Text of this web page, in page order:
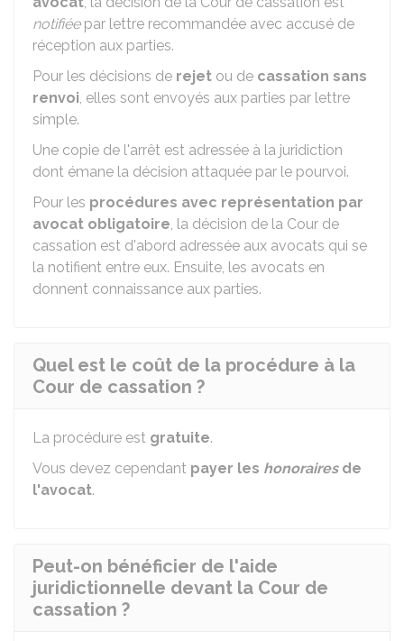
notifiéepar lettre recommandée avec accusé de
réception aux parties.
Pour les décisions de rejet ou de cassation sans
renvoi, elles sont envoyés aux parties par lettre
simple.
Une copie de l'arrêt est adressée à la juridiction
dont émane la décision attaquée par le pourvoi.
Pour les procédures avec représentation par
avocat obligatoire, la décision de la Cour de
cassation est d'abord adressée aux avocats qui se
la notifient entre eux. Ensuite, les avocats en
donnent connaissance aux parties.
Quel est le coût de la procédure à la
Cour de cassation ?
La procédure est gratuite.
Vous devez cependant payer les honorairesde
l'avocat.
Peut-on bénéficier de l'aide
juridictionnelle devant la Cour de
cassation ?